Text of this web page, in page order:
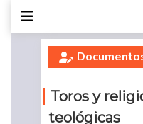
Toros y
teológicas